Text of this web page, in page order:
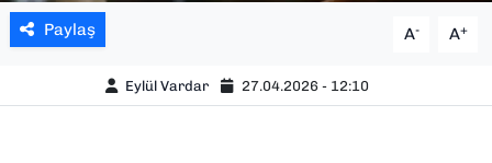
Paylaş A- A+
Eylül Vardar 27.04.2026 - 12:10